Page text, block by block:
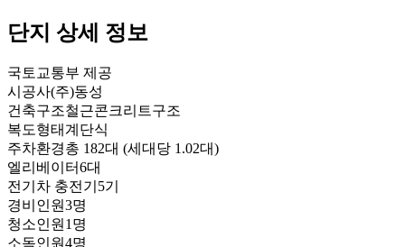
단지 상세 정보
국토교통부 제공
시공사(주)동성
건축구조철근콘크리트구조
복도형태계단식
주차환경총 182대 (세대당 1.02대)
엘리베이터6대
전기차 충전기 5기
경비인원3명
청소인원1명
소독인원4명